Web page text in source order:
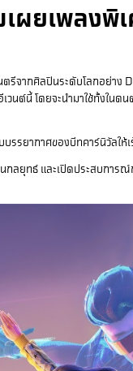
เผยเพลงพิ
รีจากศิลปินระดับโลกอย่าง
วนต์นี้ โดยจะนำมาใช้ทั้งในด
รยากาศของบีทคาร์นิวัลให้เ
ลยุทธ์ และเปิดประสบการ